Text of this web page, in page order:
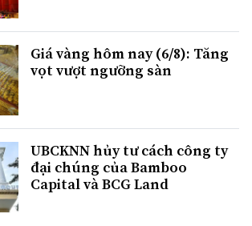
Giá vàng hôm nay (6/8): Tăng
vọt vượt ngưỡng sàn
UBCKNN hủy tư cách công ty
đại chúng của Bamboo
Capital và BCG Land